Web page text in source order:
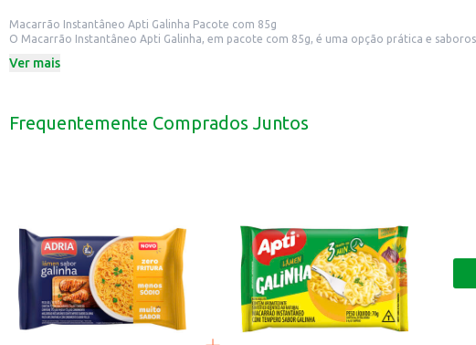
Macarrão Instantâneo Apti Galinha Pacote com 85g
O Macarrão Instantâneo Apti Galinha, em pacote com 85g, é uma opção prática e saborosa para consumo individual ou para
Dicas de uso:
O Macarrão Instantâneo Apti Galinha oferece uma refeição completa e saborosa em poucos minutos. Sua praticidade e sabor agradam a um público amplo, tornando-o uma opção eficiente para quem
Ver mais
Frequentemente Comprados Juntos